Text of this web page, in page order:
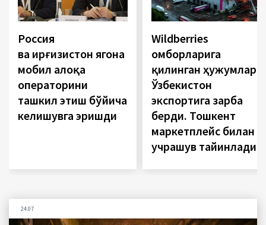
Россия
ва Қирғизистон ягона
мобил алоқа
операторини
ташкил этиш бўйича
келишувга эришди
Wildberries
омборларига
қилинган ҳужумлар
Ўзбекистон
экспортига зарба
берди. Тошкент
маркетплейс билан
учрашув тайинлади
24.07